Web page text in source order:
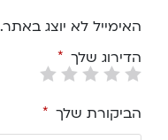
האימייל לא יוצג באתר.
הדירוג שלך *
הביקורת שלך *